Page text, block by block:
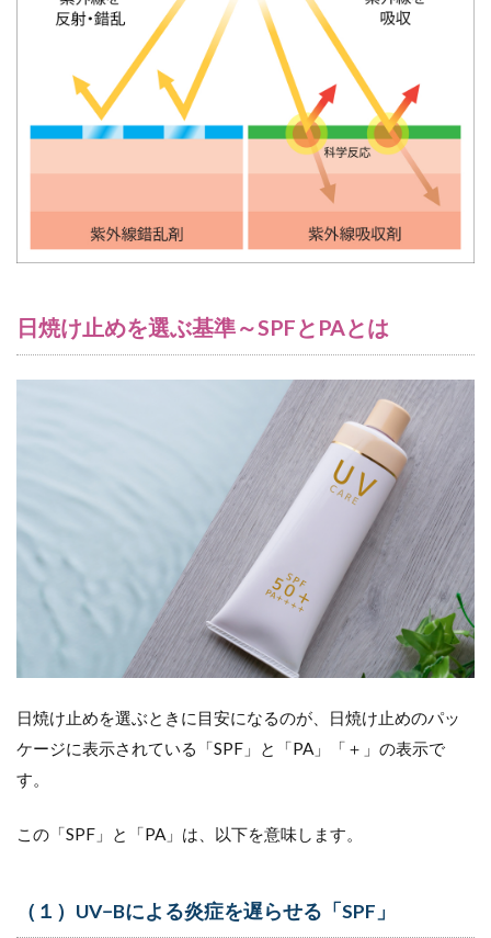
日焼け止めを選ぶ基準～SPFとPAとは
日焼け止めを選ぶときに目安になるのが、日焼け止めのパッ
ケージに表示されている「SPF」と「PA」「＋」の表示で
す。
この「SPF」と「PA」は、以下を意味します。
（１）UV−Bによる炎症を遅らせる「SPF」